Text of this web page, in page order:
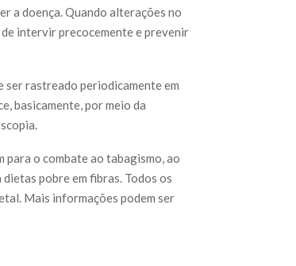
a doença. Quando alterações no
intervir precocemente e prevenir
ser rastreado periodicamente em
basicamente, por meio da
para o combate ao tabagismo, ao
pobre em fibras. Todos os
Mais informações podem ser